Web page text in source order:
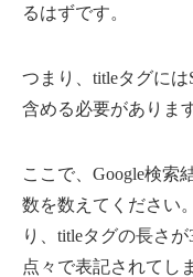
るはずです。
つまり、titleタグに
含める必要がありま
ここで、Google検索
数を数えてください
り、titleタグの長さ
点々で表記されてし